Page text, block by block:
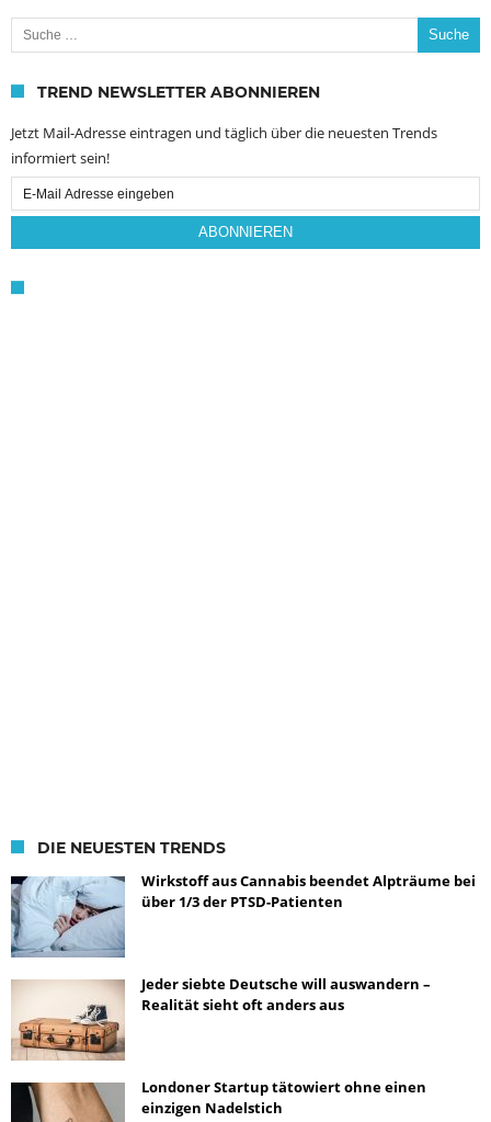
Suche nach:
TREND NEWSLETTER ABONNIEREN
Jetzt Mail-Adresse eintragen und täglich über die neuesten Trends
informiert sein!
Email
Subscription
ABONNIEREN
DIE NEUESTEN TRENDS
Wirkstoff aus Cannabis beendet Alpträume bei
über 1/3 der PTSD-Patienten
Jeder siebte Deutsche will auswandern –
Realität sieht oft anders aus
Londoner Startup tätowiert ohne einen
einzigen Nadelstich